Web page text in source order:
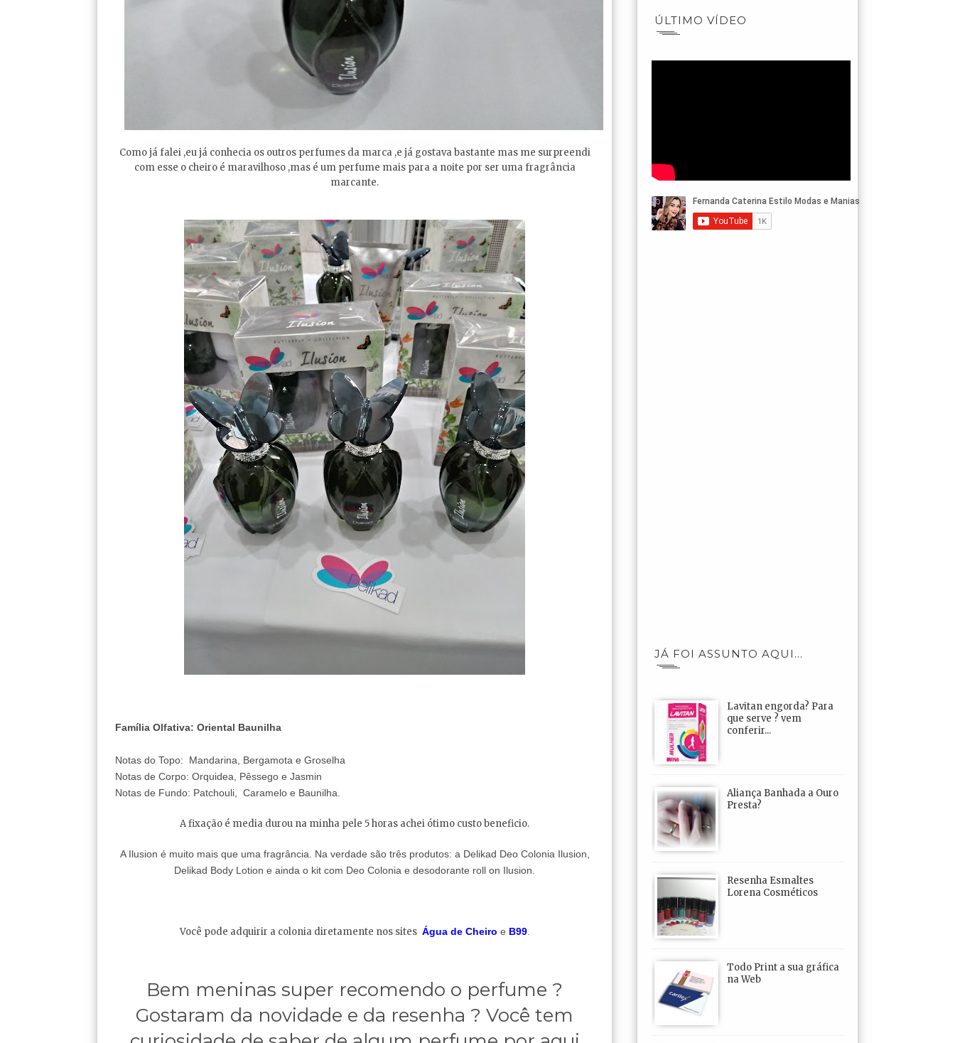
Como já falei ,eu já conhecia os outros perfumes da marca ,e já gostava bastante mas me surpreendi
com esse o cheiro é maravilhoso ,mas é um perfume mais para a noite por ser uma fragrância
marcante.
Família Olfativa: Oriental Baunilha
Notas do Topo: Mandarina, Bergamota e Groselha
Notas de Corpo: Orquidea, Pêssego e Jasmin
Notas de Fundo: Patchouli, Caramelo e Baunilha.
A fixação é media durou na minha pele 5 horas achei ótimo custo beneficio.
A Ilusion é muito mais que uma fragrância. Na verdade são três produtos: a Delikad Deo Colonia Ilusion,
Delikad Body Lotion e ainda o kit com Deo Colonia e desodorante roll on Ilusion.
Você pode adquirir a colonia diretamente nos sites Água de Cheiro e B99.
Bem meninas super recomendo o perfume ?
Gostaram da novidade e da resenha ? Você tem
ÚLTIMO VÍDEO
JÁ FOI ASSUNTO AQUI...
Lavitan engorda? Para
que serve ? vem
conferir...
Aliança Banhada a Ouro
Presta?
Resenha Esmaltes
Lorena Cosméticos
Todo Print a sua gráfica
na Web